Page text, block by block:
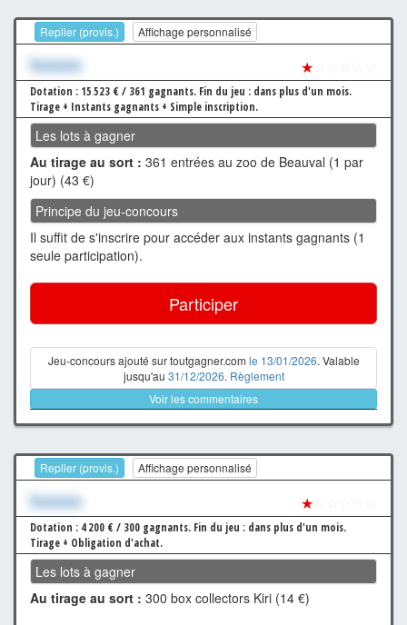
Replier (provis.) Affichage personnalisé
Xxxxxxx ★
Dotation : 15 523 € / 361 gagnants. Fin du jeu : dans plus d'un mois.
Tirage + Instants gagnants + Simple inscription.
Les lots à gagner
Au tirage au sort : 361 entrées au zoo de Beauval (1 par
jour) (43 €)
Principe du jeu-concours
Il suffit de s'inscrire pour accéder aux instants gagnants (1
seule participation).
Participer
Jeu-concours ajouté sur toutgagner.com le 13/01/2026. Valable
jusqu'au 31/12/2026. Règlement
Voir les commentaires
Replier (provis.) Affichage personnalisé
Xxxxxxx ★
Dotation : 4 200 € / 300 gagnants. Fin du jeu : dans plus d'un mois.
Tirage + Obligation d'achat.
Les lots à gagner
Au tirage au sort : 300 box collectors Kiri (14 €)